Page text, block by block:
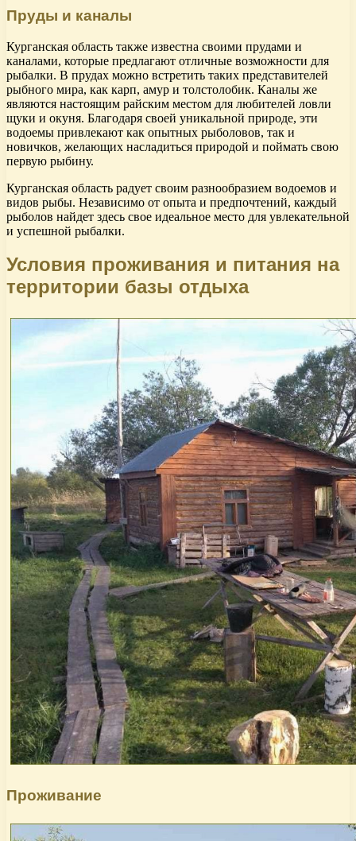
Пруды и каналы
Курганская область также известна своими прудами и
каналами, которые предлагают отличные возможности для
рыбалки. В прудах можно встретить таких представителей
рыбного мира, как карп, амур и толстолобик. Каналы же
являются настоящим райским местом для любителей ловли
щуки и окуня. Благодаря своей уникальной природе, эти
водоемы привлекают как опытных рыболовов, так и
новичков, желающих насладиться природой и поймать свою
первую рыбину.
Курганская область радует своим разнообразием водоемов и
видов рыбы. Независимо от опыта и предпочтений, каждый
рыболов найдет здесь свое идеальное место для увлекательной
и успешной рыбалки.
Условия проживания и питания на
территории базы отдыха
Проживание